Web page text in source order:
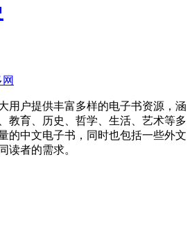
用户提供丰富多样的电子书资源，涵
教育、历史、哲学、生活、艺术等多
的中文电子书，同时也包括一些外文
读者的需求。